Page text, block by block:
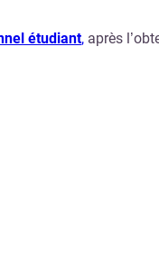
étudiant, après